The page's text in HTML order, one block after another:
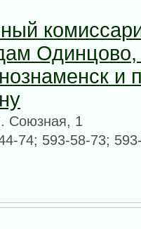
Одинцово,
и
Союзная, 1
74; 593-58-73;